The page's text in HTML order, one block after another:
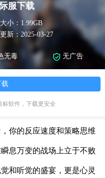
服下载
大小：1.99GB
更新：2025-03-27
无毒 无广告
标软件，下载更安全
你的反应速度和策略思维
息万变的战场上立于不败
和听觉的盛宴，更是心灵